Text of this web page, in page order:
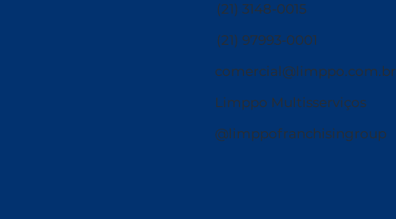
(21) 3148-0015
(21) 97993-0001
comercial@limppo.com.br
Limppo Multisserviços
@limppofranchisingroup